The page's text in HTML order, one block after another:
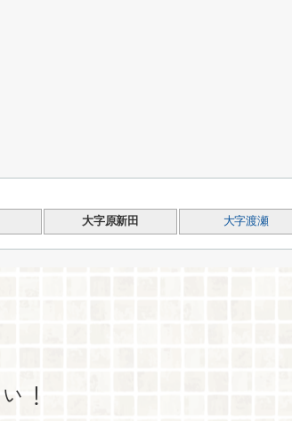
大字原新田 大字渡瀬
！